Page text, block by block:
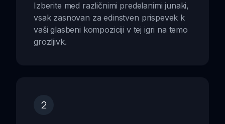
Izberite med različnimi predelanimi junaki,
vsak zasnovan za edinstven prispevek k
vaši glasbeni kompoziciji v tej igri na temo
grozljivk.
2